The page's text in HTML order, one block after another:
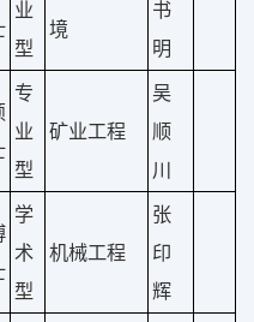
业
型
境
书
明
专
业
型
矿业工程
吴
顺
川
学
术
型
机械工程
张
印
辉